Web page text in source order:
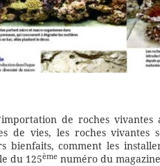
de roches
de vies, les roches vivantes
bienfaits, comment les
du 125ème numéro du